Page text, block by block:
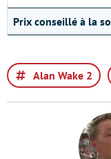
Prix conseillé à la
Alan Wake 2